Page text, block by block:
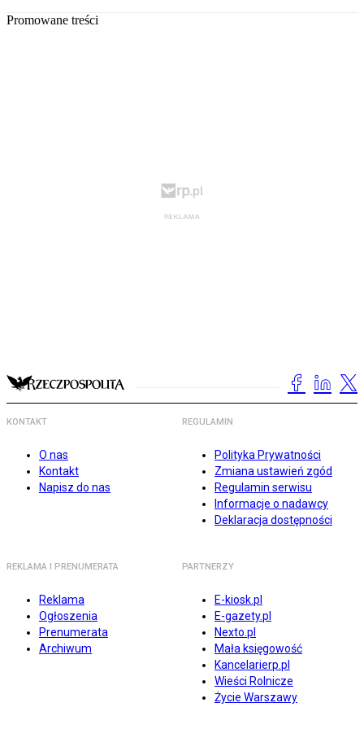
Promowane treści
KONTAKT
O nas
Kontakt
Napisz do nas
REGULAMIN
Polityka Prywatności
Zmiana ustawień zgód
Regulamin serwisu
Informacje o nadawcy
Deklaracja dostępności
REKLAMA I PRENUMERATA
Reklama
Ogłoszenia
Prenumerata
Archiwum
PARTNERZY
E-kiosk.pl
E-gazety.pl
Nexto.pl
Mała księgowość
Kancelarierp.pl
Wieści Rolnicze
Życie Warszawy